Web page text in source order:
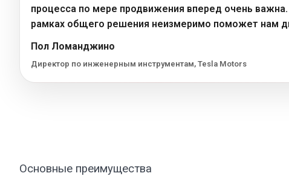
процесса по мере продвижения вперед очень
рамках общего решения неизмеримо поможет нам
Пол Ломанджино
Директор по инженерным инструментам, Tesla Motors
Основные преимущества